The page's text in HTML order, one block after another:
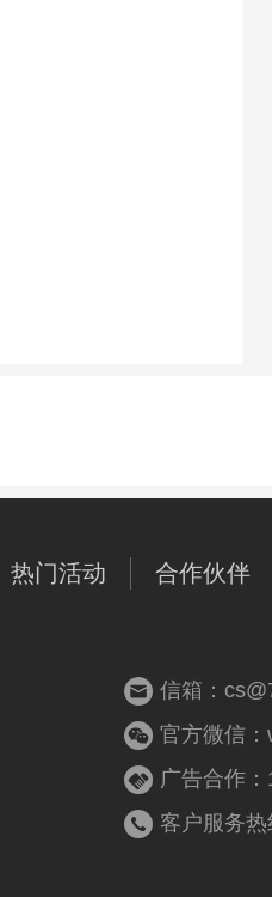
热门活动 合作伙伴
信箱：
官方微信
广告合作
客户服务